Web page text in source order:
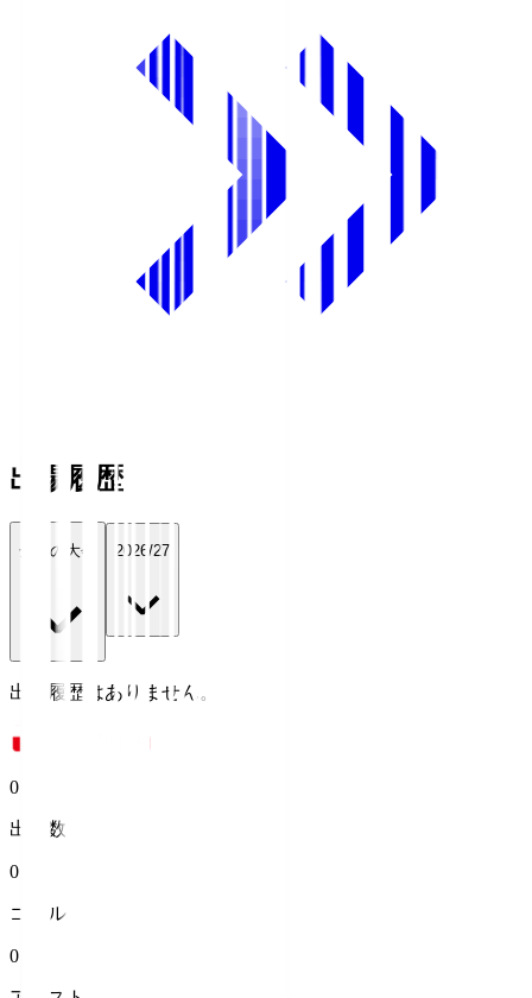
出場履歴
全ての大会 2026/27
出場履歴はありません。
0
出場数
0
ゴール
0